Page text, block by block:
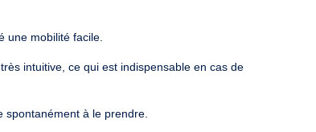
une mobilité facile.
intuitive, ce qui est indispensable en cas de
spontanément à le prendre.